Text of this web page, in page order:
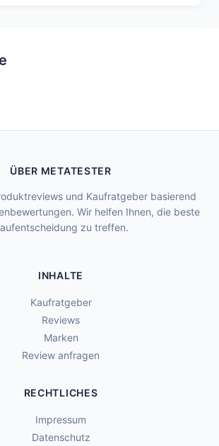
ÜBER METATESTER
und Kaufratgeber basierend
Wir helfen Ihnen, die beste
zu treffen.
INHALTE
Kaufratgeber
Reviews
Marken
Review anfragen
RECHTLICHES
Impressum
Datenschutz